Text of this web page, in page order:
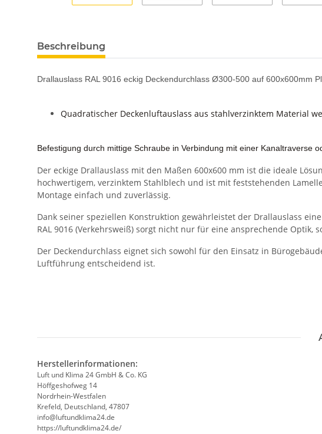
Beschreibung
Drallauslass RAL 9016 eckig Deckendurchlass Ø300-500 auf 600x600mm
Quadratischer Deckenluftauslass aus stahlverzinktem Material
Befestigung durch mittige Schraube in Verbindung mit einer Kanaltraverse
Der eckige Drallauslass mit den Maßen 600x600 mm ist die ideale
hochwertigem, verzinktem Stahlblech und ist mit feststehenden
Montage einfach und zuverlässig.
Dank seiner speziellen Konstruktion gewährleistet der Drallauslass
RAL 9016 (Verkehrsweiß) sorgt nicht nur für eine ansprechende Optik,
Der Deckendurchlass eignet sich sowohl für den Einsatz in
Luftführung entscheidend ist.
Herstellerinformationen:
Luft und Klima 24 GmbH & Co. KG
Höffgeshofweg 14
Nordrhein-Westfalen
Krefeld, Deutschland, 47807
info@luftundklima24.de
https://luftundklima24.de/